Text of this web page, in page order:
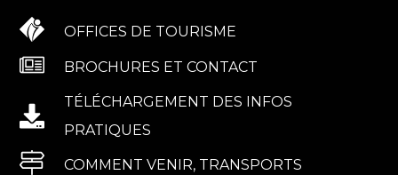
OFFICES DE TOURISME
BROCHURES ET CONTACT
TÉLÉCHARGEMENT DES INFOS
PRATIQUES
COMMENT VENIR, TRANSPORTS